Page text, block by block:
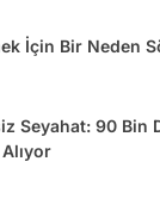
İçin Bir Neden
Seyahat: 90 Bin